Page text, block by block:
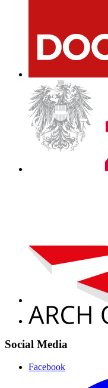
Social Media
Facebook